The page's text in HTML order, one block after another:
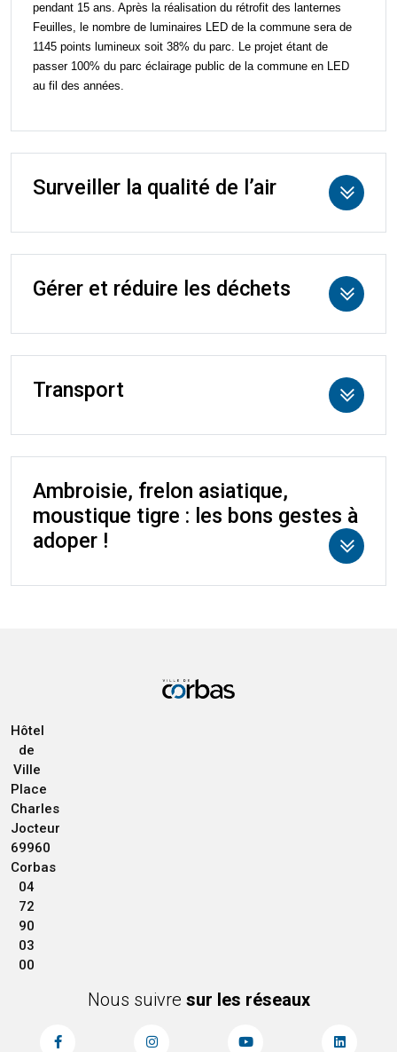
pendant 15 ans. Après la réalisation du rétrofit des lanternes
Feuilles, le nombre de luminaires LED de la commune sera de
1145 points lumineux soit 38% du parc. Le projet étant de
passer 100% du parc éclairage public de la commune en LED
au fil des années.
Surveiller la qualité de l’air
Gérer et réduire les déchets
Transport
Ambroisie, frelon asiatique,
moustique tigre : les bons gestes à
adoper !
Hôtel
de
Ville
Place
Charles
Jocteur
69960
Corbas
04
72
90
03
00
Nous suivre sur les réseaux